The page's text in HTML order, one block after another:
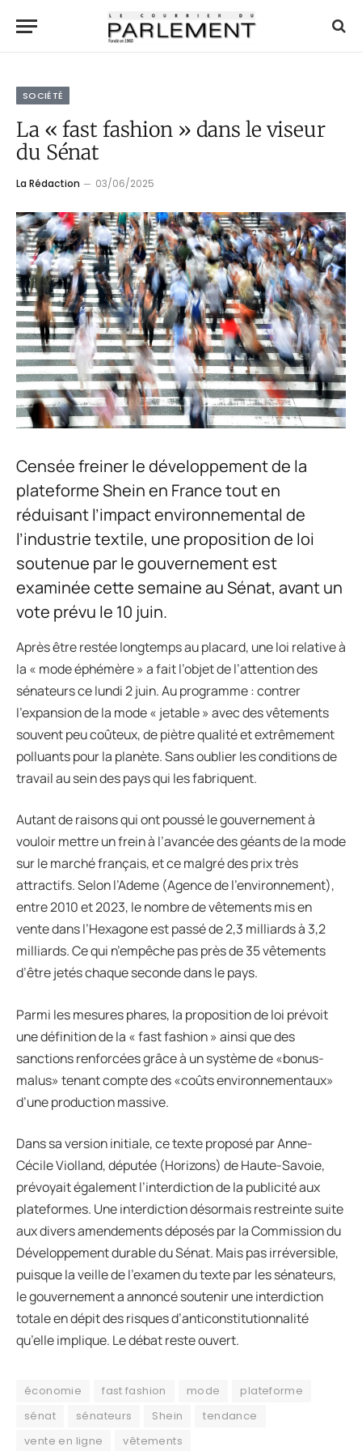
SOCIÉTÉ
La « fast fashion » dans le viseur
du Sénat
La Rédaction 03/06/2025
Censée freiner le développement de la
plateforme Shein en France tout en
réduisant l’impact environnemental de
l’industrie textile, une proposition de loi
soutenue par le gouvernement est
examinée cette semaine au Sénat, avant un
vote prévu le 10 juin.
Après être restée longtemps au placard, une loi relative à
la « mode éphémère » a fait l’objet de l’attention des
sénateurs ce lundi 2 juin. Au programme : contrer
l’expansion de la mode « jetable » avec des vêtements
souvent peu coûteux, de piètre qualité et extrêmement
polluants pour la planète. Sans oublier les conditions de
travail au sein des pays qui les fabriquent.
Autant de raisons qui ont poussé le gouvernement à
vouloir mettre un frein à l’avancée des géants de la mode
sur le marché français, et ce malgré des prix très
attractifs. Selon l’Ademe (Agence de l’environnement),
entre 2010 et 2023, le nombre de vêtements mis en
vente dans l’Hexagone est passé de 2,3 milliards à 3,2
milliards. Ce qui n’empêche pas près de 35 vêtements
d’être jetés chaque seconde dans le pays.
Parmi les mesures phares, la proposition de loi prévoit
une définition de la « fast fashion » ainsi que des
sanctions renforcées grâce à un système de «bonus-
malus» tenant compte des «coûts environnementaux»
d’une production massive.
Dans sa version initiale, ce texte proposé par Anne-
Cécile Violland, députée (Horizons) de Haute-Savoie,
prévoyait également l’interdiction de la publicité aux
plateformes. Une interdiction désormais restreinte suite
aux divers amendements déposés par la Commission du
Développement durable du Sénat. Mais pas irréversible,
puisque la veille de l’examen du texte par les sénateurs,
le gouvernement a annoncé soutenir une interdiction
totale en dépit des risques d’anticonstitutionnalité
qu’elle implique. Le débat reste ouvert.
économie fast fashion mode
plateforme
sénat
sénateurs Shein
tendance
vente en ligne
vêtements